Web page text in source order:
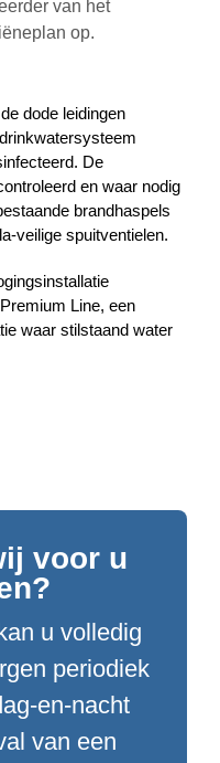
van het
op.
dode leidingen
De
en waar nodig
brandhaspels
veilige spuitventielen.
Line, een
waar stilstaand water
voor u
u volledig
periodiek
en-nacht
van een